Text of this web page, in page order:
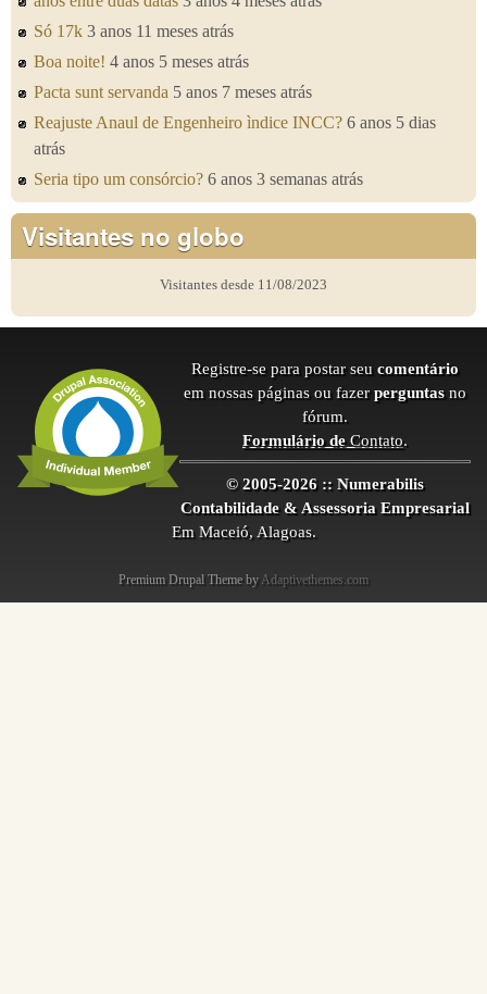
Só 17k 3 anos 11 meses atrás
Boa noite! 4 anos 5 meses atrás
Pacta sunt servanda 5 anos 7 meses atrás
Reajuste Anaul de Engenheiro ìndice INCC? 6 anos 5 dias
atrás
Seria tipo um consórcio? 6 anos 3 semanas atrás
Visitantes no globo
Visitantes desde 11/08/2023
Registre-se para postar seu comentário
em nossas páginas ou fazer perguntas no
fórum.
Formulário deContato.
© 2005-2026 :: Numerabilis
Contabilidade & Assessoria Empresarial
Em Maceió, Alagoas.
Premium Drupal Theme by Adaptivethemes.com